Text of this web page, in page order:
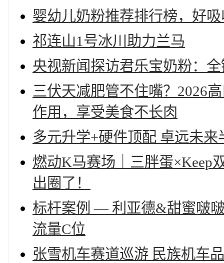
婴幼儿奶粉推荐排行榜，好
祁连山1号冰川助力兰马
央视新闻探访君乐宝奶粉：
三伏天减肥管不住嘴？2026
作用，享受美食不长肉
多元升学+硬件顶配 卓远未
燃动K马赛场｜三胖蛋×Keep
出圈了！
标杆案例 — 利亚德&甜蜜啵
流量C位
张雪机车赛道巡游 民族机车